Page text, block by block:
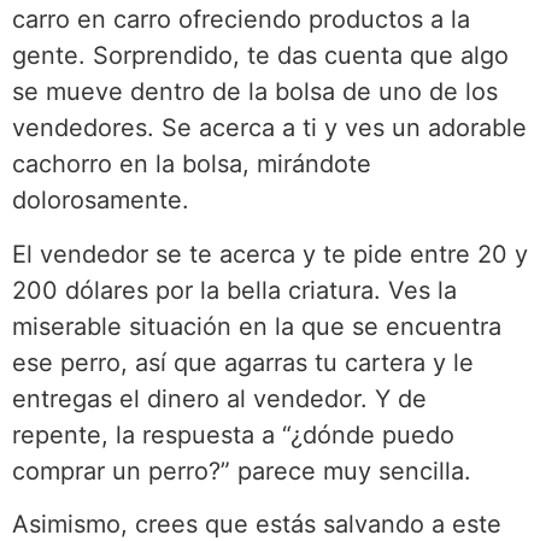
carro en carro ofreciendo productos a la
gente. Sorprendido, te das cuenta que algo
se mueve dentro de la bolsa de uno de los
vendedores. Se acerca a ti y ves un adorable
cachorro en la bolsa, mirándote
dolorosamente.
El vendedor se te acerca y te pide entre 20 y
200 dólares por la bella criatura. Ves la
miserable situación en la que se encuentra
ese perro, así que agarras tu cartera y le
entregas el dinero al vendedor. Y de
repente, la respuesta a “¿dónde puedo
comprar un perro?” parece muy sencilla.
Asimismo, crees que estás salvando a este